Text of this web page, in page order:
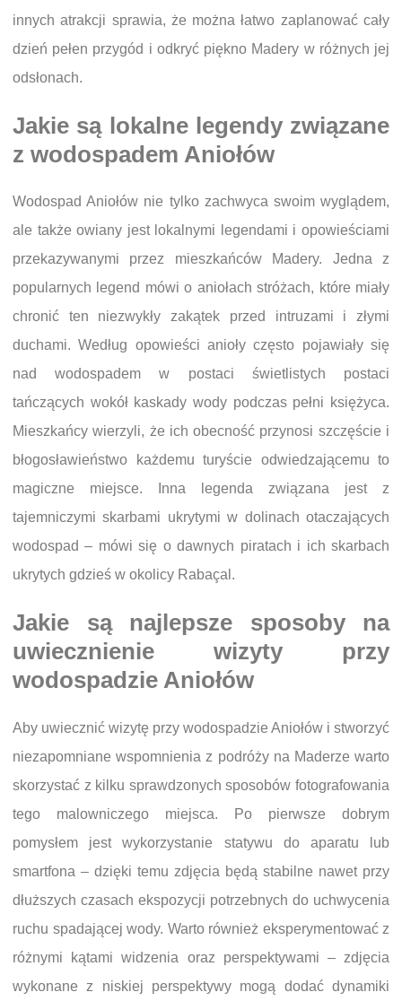
innych atrakcji sprawia, że można łatwo zaplanować cały
dzień pełen przygód i odkryć piękno Madery w różnych jej
odsłonach.
Jakie są lokalne legendy związane
z wodospadem Aniołów
Wodospad Aniołów nie tylko zachwyca swoim wyglądem,
ale także owiany jest lokalnymi legendami i opowieściami
przekazywanymi przez mieszkańców Madery. Jedna z
popularnych legend mówi o aniołach stróżach, które miały
chronić ten niezwykły zakątek przed intruzami i złymi
duchami. Według opowieści anioły często pojawiały się
nad wodospadem w postaci świetlistych postaci
tańczących wokół kaskady wody podczas pełni księżyca.
Mieszkańcy wierzyli, że ich obecność przynosi szczęście i
błogosławieństwo każdemu turyście odwiedzającemu to
magiczne miejsce. Inna legenda związana jest z
tajemniczymi skarbami ukrytymi w dolinach otaczających
wodospad – mówi się o dawnych piratach i ich skarbach
ukrytych gdzieś w okolicy Rabaçal.
Jakie są najlepsze sposoby na
uwiecznienie wizyty przy
wodospadzie Aniołów
Aby uwiecznić wizytę przy wodospadzie Aniołów i stworzyć
niezapomniane wspomnienia z podróży na Maderze warto
skorzystać z kilku sprawdzonych sposobów fotografowania
tego malowniczego miejsca. Po pierwsze dobrym
pomysłem jest wykorzystanie statywu do aparatu lub
smartfona – dzięki temu zdjęcia będą stabilne nawet przy
dłuższych czasach ekspozycji potrzebnych do uchwycenia
ruchu spadającej wody. Warto również eksperymentować z
różnymi kątami widzenia oraz perspektywami – zdjęcia
wykonane z niskiej perspektywy mogą dodać dynamiki